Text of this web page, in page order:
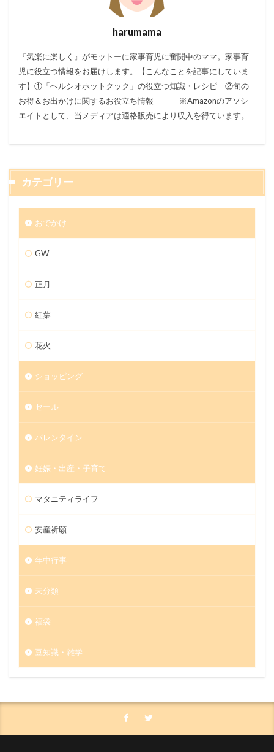
harumama
『気楽に楽しく』がモットーに家事育児に奮闘中のママ。家事育
児に役立つ情報をお届けします。【こんなことを記事にしていま
す】①「ヘルシオホットクック」の役立つ知識・レシピ ②旬の
お得＆お出かけに関するお役立ち情報 ※Amazonのアソシ
エイトとして、当メディアは適格販売により収入を得ています。
カテゴリー
おでかけ
GW
正月
紅葉
花火
ショッピング
セール
バレンタイン
妊娠・出産・子育て
マタニティライフ
安産祈願
年中行事
未分類
福袋
豆知識・雑学